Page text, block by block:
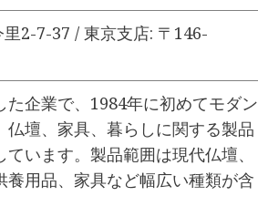
2-7-37 / 東京支店: 〒146-
企業で、1984年に初めてモダン
壇、家具、暮らしに関する製品
います。製品範囲は現代仏壇、
用品、家具など幅広い種類が含